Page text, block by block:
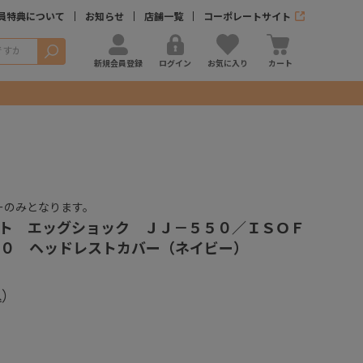
特典について お知らせ 店舗一覧 コーポレートサイト
検索
新規会員登録 ログイン お気に入り カート
みとなります。
エッグショック ＪＪ－５５０／ＩＳＯＦ
ヘッドレストカバー（ネイビー）